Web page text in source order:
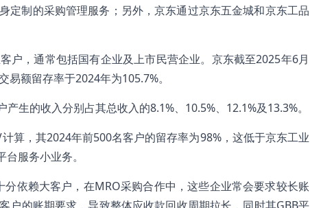
定制的采购管理服务；另外，京东通过京东五金城和京东工品
户，通常包括国有企业及上市民营企业。京东截至2025年6月
额留存率于2024年为105.7%。
生的收入分别占其总收入的8.1%、10.5%、12.1%及13.3%。
算，其2024年前500名客户的留存率为98%，这低于京东工业
服务小业务。
依赖大客户，在MRO采购合作中，这些企业常会要求较长账